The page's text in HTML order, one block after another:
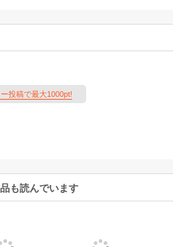
投稿で最大1000pt!
も読んでいます